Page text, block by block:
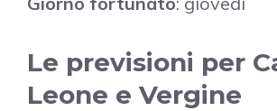
Le previsioni per
Leone e Vergine